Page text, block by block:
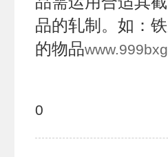
品的轧制。如：
的物品
0